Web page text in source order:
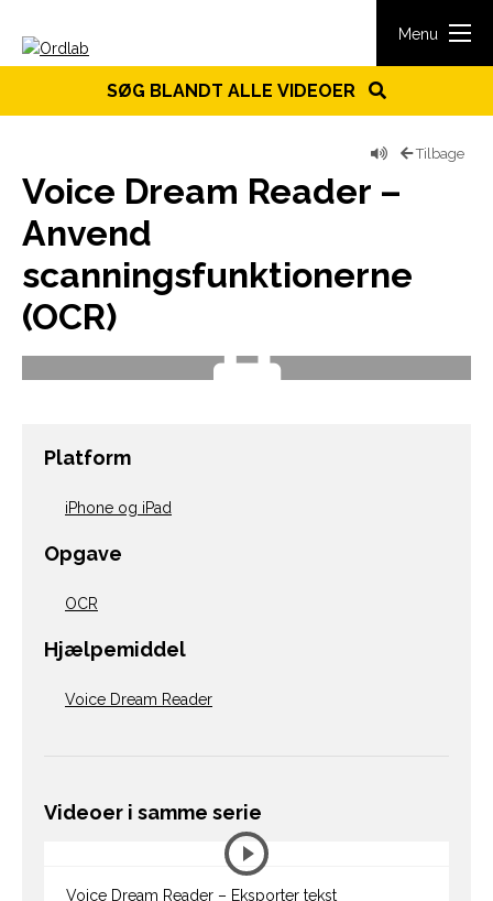
Menu
SØG BLANDT ALLE VIDEOER
Tilbage
Voice Dream Reader –
Anvend
scanningsfunktionerne
(OCR)
Platform
iPhone og iPad
Opgave
OCR
Hjælpemiddel
Voice Dream Reader
Videoer i samme serie
Voice Dream Reader – Eksporter tekst